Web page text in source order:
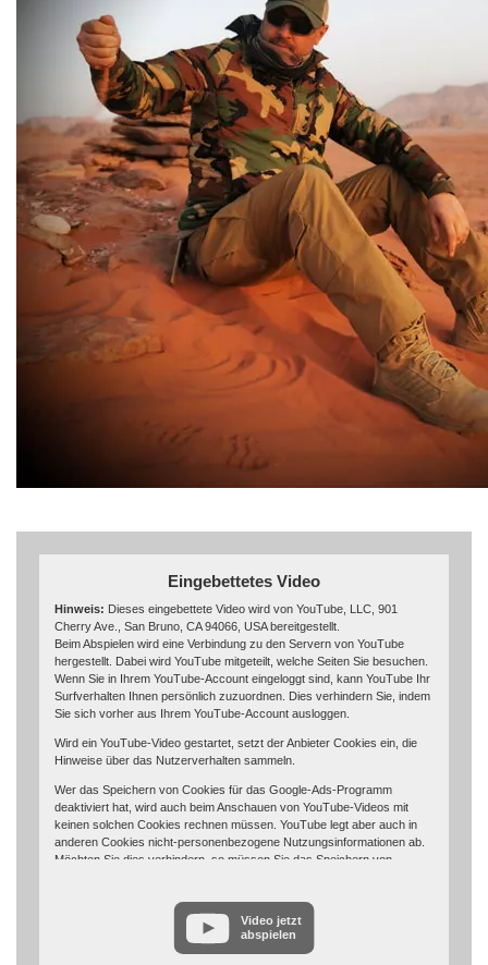
Eingebettetes Video
Hinweis: Dieses eingebettete Video wird von YouTube, LLC, 901
Cherry Ave., San Bruno, CA 94066, USA bereitgestellt.
Beim Abspielen wird eine Verbindung zu den Servern von YouTube
hergestellt. Dabei wird YouTube mitgeteilt, welche Seiten Sie besuchen.
Wenn Sie in Ihrem YouTube-Account eingeloggt sind, kann YouTube Ihr
Surfverhalten Ihnen persönlich zuzuordnen. Dies verhindern Sie, indem
Sie sich vorher aus Ihrem YouTube-Account ausloggen.
Wird ein YouTube-Video gestartet, setzt der Anbieter Cookies ein, die
Hinweise über das Nutzerverhalten sammeln.
Wer das Speichern von Cookies für das Google-Ads-Programm
deaktiviert hat, wird auch beim Anschauen von YouTube-Videos mit
keinen solchen Cookies rechnen müssen. YouTube legt aber auch in
anderen Cookies nicht-personenbezogene Nutzungsinformationen ab.
Möchten Sie dies verhindern, so müssen Sie das Speichern von
Weitere Informationen zum Datenschutz bei „YouTube“ finden Sie in der
Datenschutzerklärung des Anbieters unter:
https://www.google.de/intl/de/policies/privacy/
Video jetzt
abspielen